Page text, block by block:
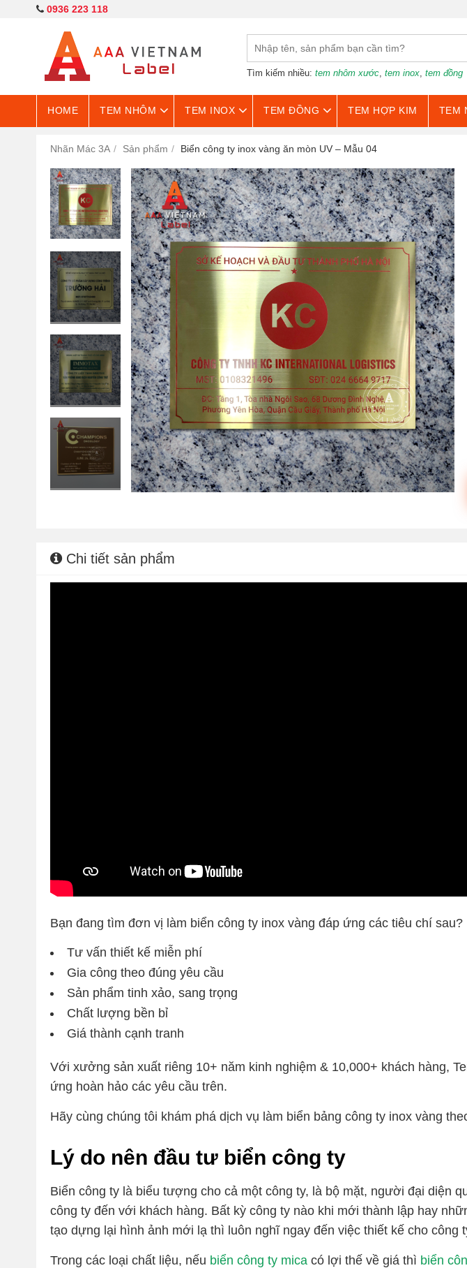
0936 223 118
Tìm kiếm nhiều: tem nhôm xước, tem inox, tem đồng
HOME TEM NHÔM TEM INOX TEM ĐỒNG TEM HỢP KIM TEM
Nhãn Mác 3A Sản phẩm Biển công ty inox vàng ăn mòn UV – Mẫu 04
Chi tiết sản phẩm
Bạn đang tìm đơn vị làm biển công ty inox vàng đáp ứng các tiêu chí sau?
Tư vấn thiết kế miễn phí
Gia công theo đúng yêu cầu
Sản phẩm tinh xảo, sang trọng
Chất lượng bền bỉ
Giá thành cạnh tranh
Với xưởng sản xuất riêng 10+ năm kinh nghiệm & 10,000+ khách hàng,
ứng hoàn hảo các yêu cầu trên.
Hãy cùng chúng tôi khám phá dịch vụ làm biển bảng công ty inox vàng
Lý do nên đầu tư biển công ty
Biển công ty là biểu tượng cho cả một công ty, là bộ mặt, người đại diện
công ty đến với khách hàng. Bất kỳ công ty nào khi mới thành lập hay
tạo dựng lại hình ảnh mới lạ thì luôn nghĩ ngay đến việc thiết kế cho công
Trong các loại chất liệu, nếu biển công ty mica có lợi thế về giá thì biển